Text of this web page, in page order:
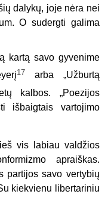
dalykų, joje nėra nei
O sudergti galima
kartą savo gyvenime
17 arba „Užburtą
kalbos. „Poezijos
išbaigtais vartojimo
vis labiau valdžios
apraiškas.
partijos savo vertybių
kiekvienu libertariniu